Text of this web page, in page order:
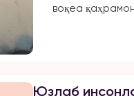
воқеа
сотиб,
Юзлаб